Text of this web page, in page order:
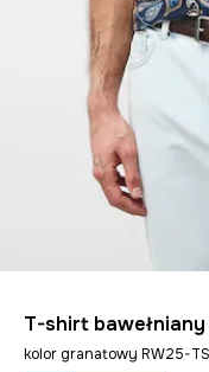
T-shirt
kolor granatowy RW25-